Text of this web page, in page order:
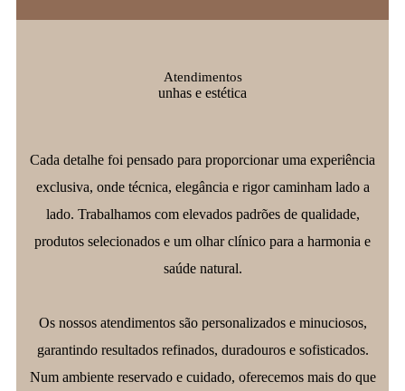
Atendimentos
unhas e estética
Cada detalhe foi pensado para proporcionar uma experiência
exclusiva, onde técnica, elegância e rigor caminham lado a
lado. Trabalhamos com elevados padrões de qualidade,
produtos selecionados e um olhar clínico para a harmonia e
saúde natural.
Os nossos atendimentos são personalizados e minuciosos,
garantindo resultados refinados, duradouros e sofisticados.
Num ambiente reservado e cuidado, oferecemos mais do que